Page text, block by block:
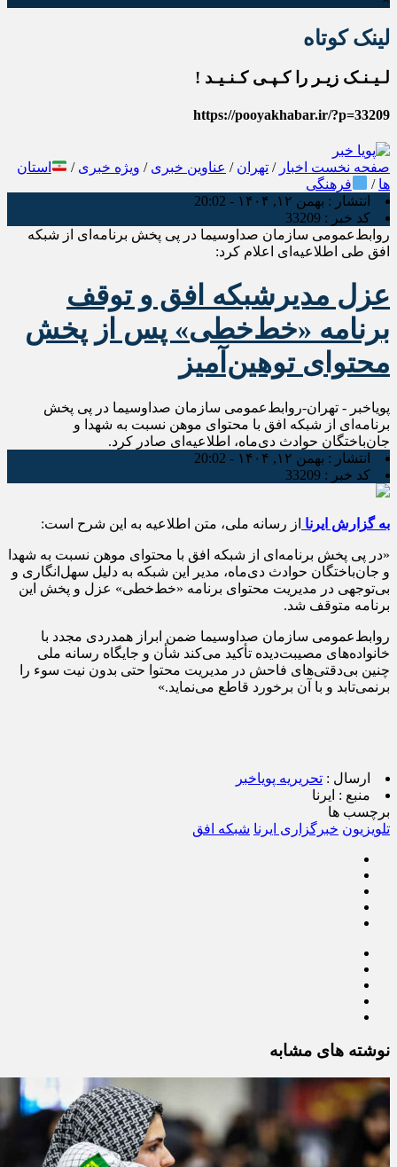
لینک کوتاه
لـیـنـک زیـر را کـپـی کـنـیـد !
https://pooyakhabar.ir/?p=33209
صفحه نخست اخبار / تهران / عناوین خبری / ویژه خبری /
استان
ها /
فرهنگی
انتشار : بهمن ۱۲, ۱۴۰۴ - 20:02
کد خبر : 33209
روابط‌عمومی سازمان صداوسیما در پی پخش برنامه‌ای از شبکه
افق طی اطلاعیه‌ای اعلام کرد:
عزل مدیرشبکه افق و توقف
برنامه «خط‌خطی» پس از پخش
محتوای توهین‌آمیز
پویاخبر - تهران-روابط‌عمومی سازمان صداوسیما در پی پخش
برنامه‌ای از شبکه افق با محتوای موهن نسبت به شهدا و
جان‌باختگان حوادث دی‌ماه، اطلاعیه‌ای صادر کرد.
انتشار : بهمن ۱۲, ۱۴۰۴ - 20:02
کد خبر : 33209
به گزارش ایرنا از رسانه ملی، متن اطلاعیه به این شرح است:
«در پی پخش برنامه‌ای از شبکه افق با محتوای موهن نسبت به شهدا
و جان‌باختگان حوادث دی‌ماه، مدیر این شبکه به دلیل سهل‌انگاری و
بی‌توجهی در مدیریت محتوای برنامه «خط‌خطی» عزل و پخش این
برنامه متوقف شد.
روابط‌عمومی سازمان صداوسیما ضمن ابراز همدردی مجدد با
خانواده‌های مصیبت‌دیده تأکید می‌کند شأن و جایگاه رسانه ملی
چنین بی‌دقتی‌های فاحش در مدیریت محتوا حتی بدون نیت سوء را
برنمی‌تابد و با آن برخورد قاطع می‌نماید.»
ارسال : تحریریه پویاخبر
منبع : ایرنا
برچسب ها
تلویزیون خبرگزاری ایرنا شبکه افق
نوشته های مشابه